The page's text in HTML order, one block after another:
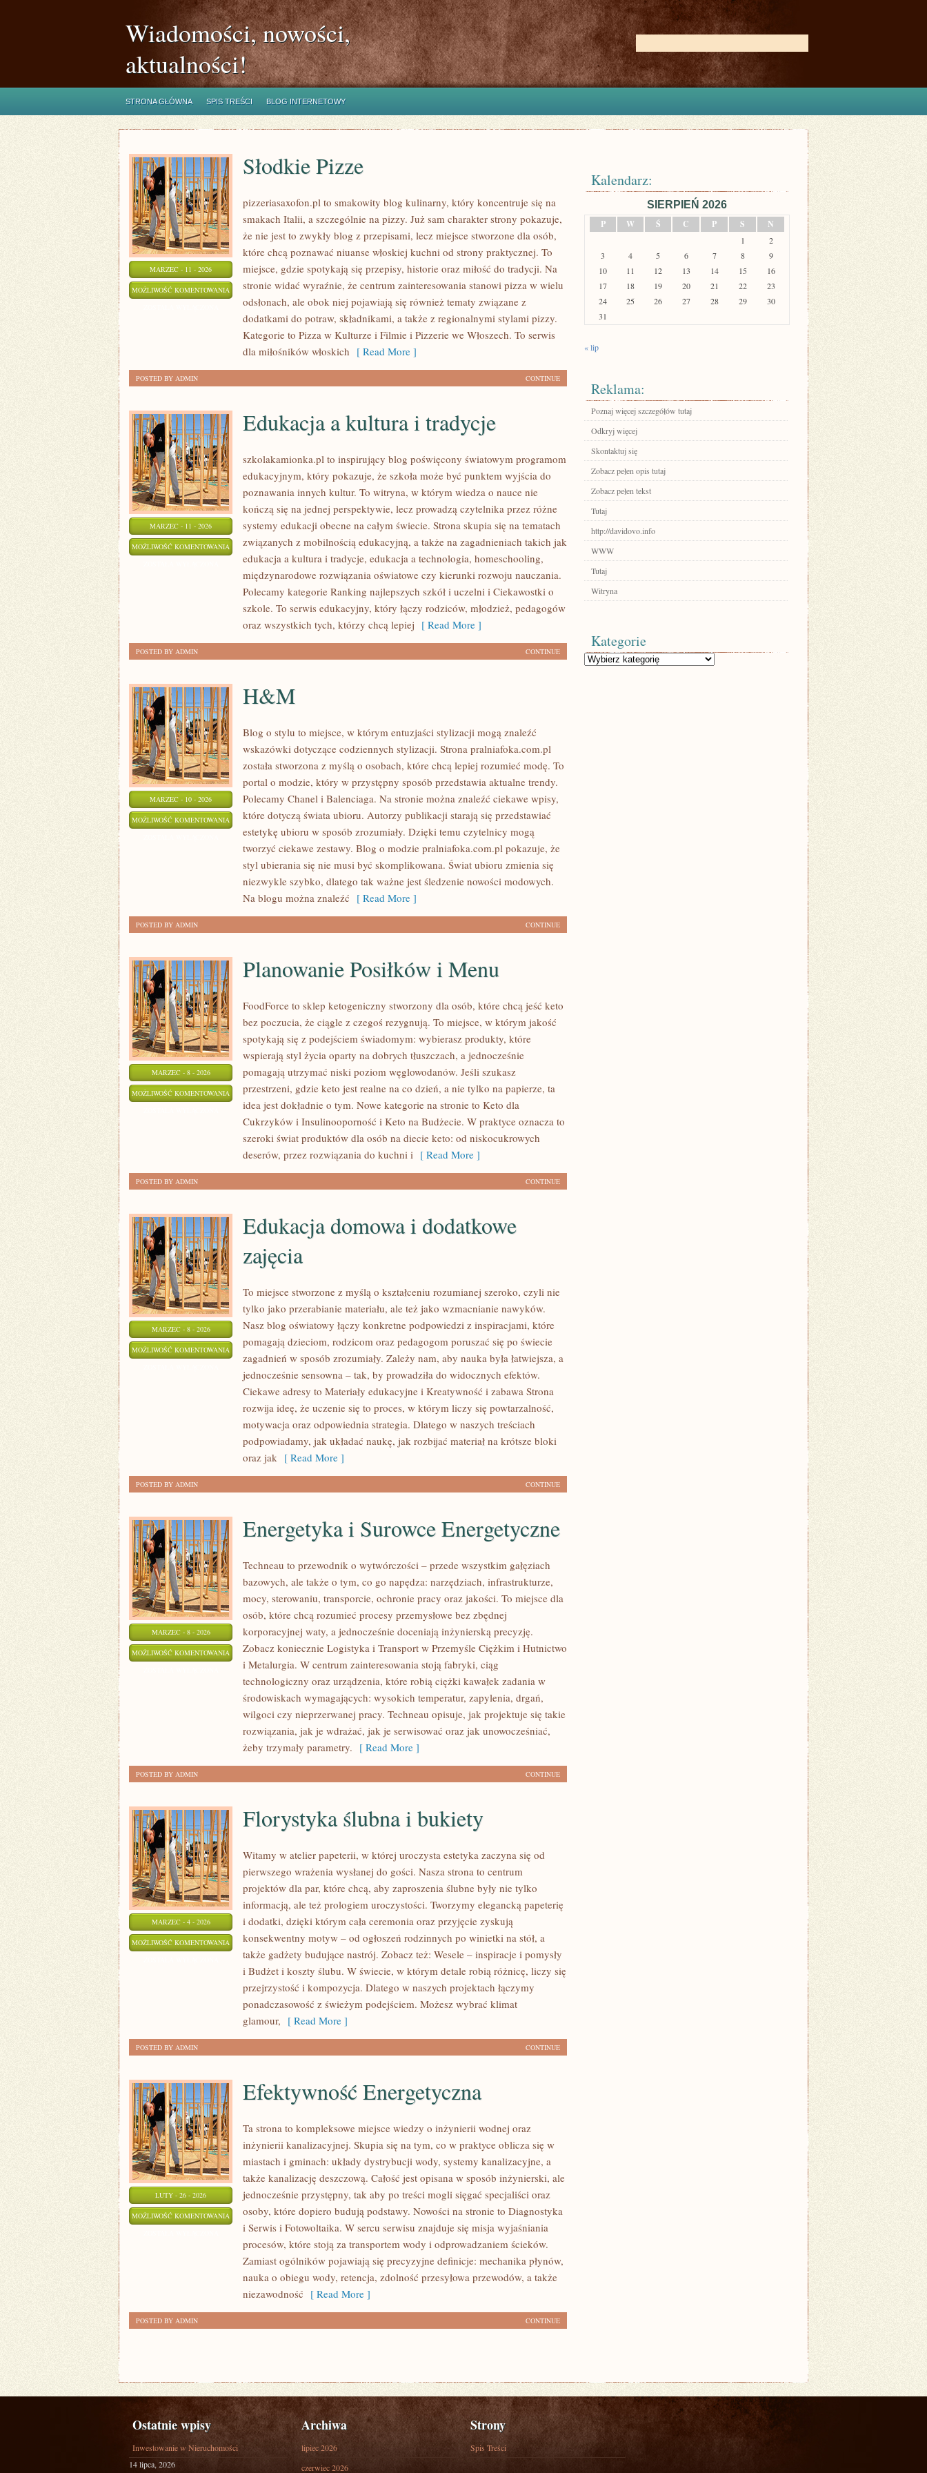
Wiadomości, nowości,
aktualności!
STRONA GŁÓWNA SPIS TREŚCI BLOG INTERNETOWY
MARZEC - 11 - 2026
MOŻLIWOŚĆ KOMENTOWANIA SŁODKIE
PIZZE
Słodkie Pizze
pizzeriasaxofon.pl to smakowity blog kulinarny, który koncentruje się na
smakach Italii, a szczególnie na pizzy. Już sam charakter strony pokazuje,
że nie jest to zwykły blog z przepisami, lecz miejsce stworzone dla osób,
które chcą poznawać niuanse włoskiej kuchni od strony praktycznej. To
miejsce, gdzie spotykają się przepisy, historie oraz miłość do tradycji. Na
stronie widać wyraźnie, że centrum zainteresowania stanowi pizza w wielu
odsłonach, ale obok niej pojawiają się również tematy związane z
dodatkami do potraw, składnikami, a także z regionalnymi stylami pizzy.
Kategorie to Pizza w Kulturze i Filmie i Pizzerie we Włoszech. To serwis
dla miłośników włoskich [ Read More ]
CONTINUE
POSTED BY ADMIN
MARZEC - 11 - 2026
MOŻLIWOŚĆ KOMENTOWANIA EDUKACJA
KULTURA
TRADYCJE
Edukacja a kultura i tradycje
szkolakamionka.pl to inspirujący blog poświęcony światowym programom
edukacyjnym, który pokazuje, że szkoła może być punktem wyjścia do
poznawania innych kultur. To witryna, w którym wiedza o nauce nie
kończą się na jednej perspektywie, lecz prowadzą czytelnika przez różne
systemy edukacji obecne na całym świecie. Strona skupia się na tematach
związanych z mobilnością edukacyjną, a także na zagadnieniach takich jak
edukacja a kultura i tradycje, edukacja a technologia, homeschooling,
międzynarodowe rozwiązania oświatowe czy kierunki rozwoju nauczania.
Polecamy kategorie Ranking najlepszych szkół i uczelni i Ciekawostki o
szkole. To serwis edukacyjny, który łączy rodziców, młodzież, pedagogów
oraz wszystkich tych, którzy chcą lepiej [ Read More ]
CONTINUE
POSTED BY ADMIN
MARZEC - 10 - 2026
MOŻLIWOŚĆ KOMENTOWANIA H&M
H&M
Blog o stylu to miejsce, w którym entuzjaści stylizacji mogą znaleźć
wskazówki dotyczące codziennych stylizacji. Strona pralniafoka.com.pl
została stworzona z myślą o osobach, które chcą lepiej rozumieć modę. To
portal o modzie, który w przystępny sposób przedstawia aktualne trendy.
Polecamy Chanel i Balenciaga. Na stronie można znaleźć ciekawe wpisy,
które dotyczą świata ubioru. Autorzy publikacji starają się przedstawiać
estetykę ubioru w sposób zrozumiały. Dzięki temu czytelnicy mogą
tworzyć ciekawe zestawy. Blog o modzie pralniafoka.com.pl pokazuje, że
styl ubierania się nie musi być skomplikowana. Świat ubioru zmienia się
niezwykle szybko, dlatego tak ważne jest śledzenie nowości modowych.
Na blogu można znaleźć [ Read More ]
CONTINUE
POSTED BY ADMIN
MARZEC - 8 - 2026
MOŻLIWOŚĆ KOMENTOWANIA PLANOWANIE
POSIŁKÓW
MENU
Planowanie Posiłków i Menu
FoodForce to sklep ketogeniczny stworzony dla osób, które chcą jeść keto
bez poczucia, że ciągle z czegoś rezygnują. To miejsce, w którym jakość
spotykają się z podejściem świadomym: wybierasz produkty, które
wspierają styl życia oparty na dobrych tłuszczach, a jednocześnie
pomagają utrzymać niski poziom węglowodanów. Jeśli szukasz
przestrzeni, gdzie keto jest realne na co dzień, a nie tylko na papierze, ta
idea jest dokładnie o tym. Nowe kategorie na stronie to Keto dla
Cukrzyków i Insulinooporność i Keto na Budżecie. W praktyce oznacza to
szeroki świat produktów dla osób na diecie keto: od niskocukrowych
deserów, przez rozwiązania do kuchni i [ Read More ]
CONTINUE
POSTED BY ADMIN
MARZEC - 8 - 2026
MOŻLIWOŚĆ KOMENTOWANIA EDUKACJA
DOMOWA
Edukacja domowa i dodatkowe
zajęcia
To miejsce stworzone z myślą o kształceniu rozumianej szeroko, czyli nie
tylko jako przerabianie materiału, ale też jako wzmacnianie nawyków.
Nasz blog oświatowy łączy konkretne podpowiedzi z inspiracjami, które
pomagają dzieciom, rodzicom oraz pedagogom poruszać się po świecie
zagadnień w sposób zrozumiały. Zależy nam, aby nauka była łatwiejsza, a
jednocześnie sensowna – tak, by prowadziła do widocznych efektów.
Ciekawe adresy to Materiały edukacyjne i Kreatywność i zabawa Strona
rozwija ideę, że uczenie się to proces, w którym liczy się powtarzalność,
motywacja oraz odpowiednia strategia. Dlatego w naszych treściach
podpowiadamy, jak układać naukę, jak rozbijać materiał na krótsze bloki
oraz jak [ Read More ]
CONTINUE
POSTED BY ADMIN
MARZEC - 8 - 2026
MOŻLIWOŚĆ KOMENTOWANIA ENERGETYKA
SUROWCE
ENERGETYCZNE
Energetyka i Surowce Energetyczne
Techneau to przewodnik o wytwórczości – przede wszystkim gałęziach
bazowych, ale także o tym, co go napędza: narzędziach, infrastrukturze,
mocy, sterowaniu, transporcie, ochronie pracy oraz jakości. To miejsce dla
osób, które chcą rozumieć procesy przemysłowe bez zbędnej
korporacyjnej waty, a jednocześnie doceniają inżynierską precyzję.
Zobacz koniecznie Logistyka i Transport w Przemyśle Ciężkim i Hutnictwo
i Metalurgia. W centrum zainteresowania stoją fabryki, ciąg
technologiczny oraz urządzenia, które robią ciężki kawałek zadania w
środowiskach wymagających: wysokich temperatur, zapylenia, drgań,
wilgoci czy nieprzerwanej pracy. Techneau opisuje, jak projektuje się takie
rozwiązania, jak je wdrażać, jak je serwisować oraz jak unowocześniać,
żeby trzymały parametry. [ Read More ]
CONTINUE
POSTED BY ADMIN
MARZEC - 4 - 2026
MOŻLIWOŚĆ KOMENTOWANIA FLORYSTYKA
ŚLUBNA
BUKIETY
Florystyka ślubna i bukiety
Witamy w atelier papeterii, w której uroczysta estetyka zaczyna się od
pierwszego wrażenia wysłanej do gości. Nasza strona to centrum
projektów dla par, które chcą, aby zaproszenia ślubne były nie tylko
informacją, ale też prologiem uroczystości. Tworzymy elegancką papeterię
i dodatki, dzięki którym cała ceremonia oraz przyjęcie zyskują
konsekwentny motyw – od ogłoszeń rodzinnych po winietki na stół, a
także gadżety budujące nastrój. Zobacz też: Wesele – inspiracje i pomysły
i Budżet i koszty ślubu. W świecie, w którym detale robią różnicę, liczy się
przejrzystość i kompozycja. Dlatego w naszych projektach łączymy
ponadczasowość z świeżym podejściem. Możesz wybrać klimat
glamour, [ Read More ]
CONTINUE
POSTED BY ADMIN
LUTY - 26 - 2026
MOŻLIWOŚĆ KOMENTOWANIA EFEKTYWNOŚĆ
ENERGETYCZNA
Efektywność Energetyczna
Ta strona to kompleksowe miejsce wiedzy o inżynierii wodnej oraz
inżynierii kanalizacyjnej. Skupia się na tym, co w praktyce oblicza się w
miastach i gminach: układy dystrybucji wody, systemy kanalizacyjne, a
także kanalizację deszczową. Całość jest opisana w sposób inżynierski, ale
jednocześnie przystępny, tak aby po treści mogli sięgać specjaliści oraz
osoby, które dopiero budują podstawy. Nowości na stronie to Diagnostyka
i Serwis i Fotowoltaika. W sercu serwisu znajduje się misja wyjaśniania
procesów, które stoją za transportem wody i odprowadzaniem ścieków.
Zamiast ogólników pojawiają się precyzyjne definicje: mechanika płynów,
nauka o obiegu wody, retencja, zdolność przesyłowa przewodów, a także
niezawodność [ Read More ]
CONTINUE
POSTED BY ADMIN
Kalendarz:
SIERPIEŃ 2026
P
W Ś C P S N
1
2
3
4 5 6 7 8
9
10
11 12 13 14 15
16
17
18 19 20 21 22
23
24
25 26 27 28 29
30
31
« lip
Reklama:
Poznaj więcej szczegółów tutaj
Odkryj więcej
Skontaktuj się
Zobacz pełen opis tutaj
Zobacz pełen tekst
Tutaj
http://davidovo.info
WWW
Tutaj
Witryna
Kategorie
Kategorie
Ostatnie wpisy
Inwestowanie w Nieruchomości
14 lipca, 2026
Archiwa
lipiec 2026
czerwiec 2026
Strony
Spis Treści